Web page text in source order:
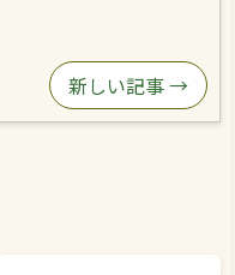
新しい記事 →